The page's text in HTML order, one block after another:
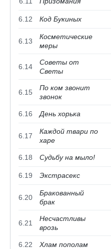
6.12 Код Букиных
6.13
Косметические
меры
6.14
Советы от
Светы
6.15
По ком звонит
звонок
6.16 День хорька
6.17
Каждой твари по
харе
6.18 Судьбу на мыло!
6.19 Экстрасекс
6.20
Бракованный
брак
6.21
Несчастливы
врозь
6.22 Хлам пополам